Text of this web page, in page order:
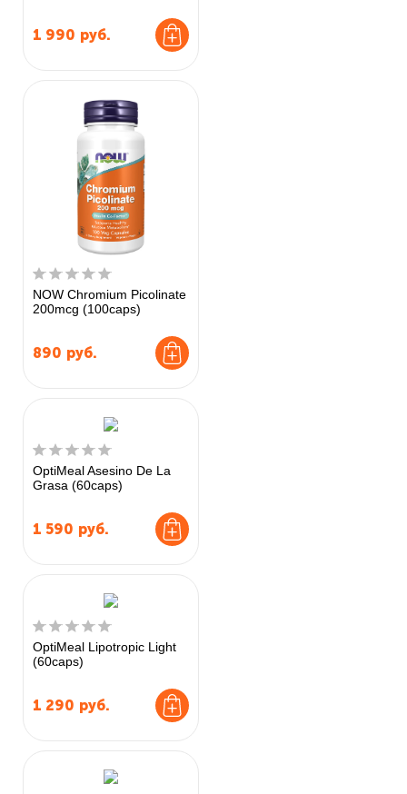
1 990 руб.
NOW Chromium Picolinate
200mcg (100caps)
890 руб.
OptiMeal Asesino De La
Grasa (60caps)
1 590 руб.
OptiMeal Lipotropic Light
(60caps)
1 290 руб.